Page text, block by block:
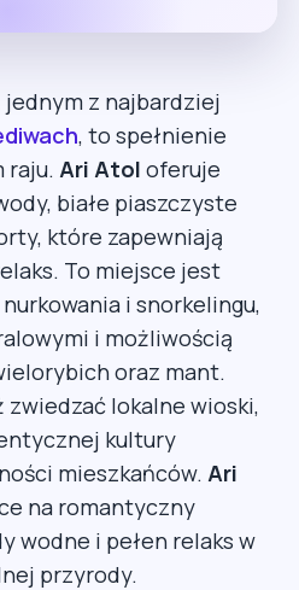
jednym z najbardziej
, to spełnienie
raju. Ari Atol oferuje
białe piaszczyste
które zapewniają
To miejsce jest
i snorkelingu,
i możliwością
oraz mant.
zwiedzać lokalne wioski,
kultury
mieszkańców. Ari
na romantyczny
wodne i pełen relaks w
przyrody.